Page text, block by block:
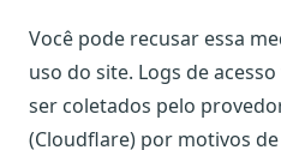
Você pode recusar essa
uso do site. Logs de
ser coletados pelo
(Cloudflare) por motivos